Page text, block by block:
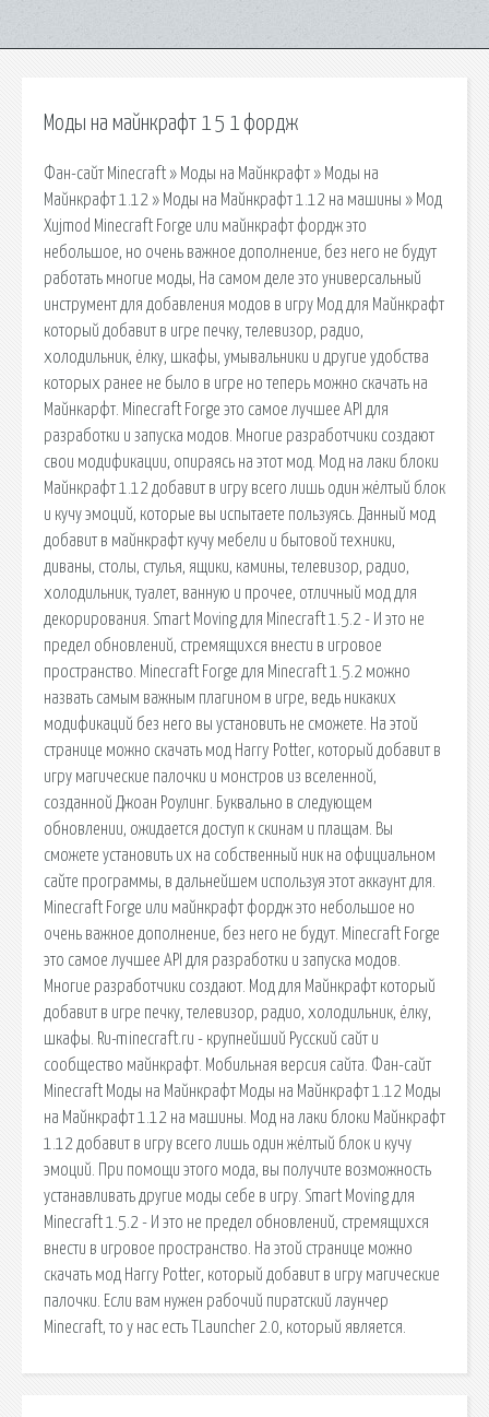
Моды на майнкрафт 1 5 1 фордж
Фан-сайт Minecraft » Моды на Майнкрафт » Моды на
Майнкрафт 1.12 » Моды на Майнкрафт 1.12 на машины » Мод
Xujmod Minecraft Forge или майнкрафт фордж это
небольшое, но очень важное дополнение, без него не будут
работать многие моды, На самом деле это универсальный
инструмент для добавления модов в игру Мод для Майнкрафт
который добавит в игре печку, телевизор, радио,
холодильник, ёлку, шкафы, умывальники и другие удобства
которых ранее не было в игре но теперь можно скачать на
Майнкарфт. Minecraft Forge это самое лучшее API для
разработки и запуска модов. Многие разработчики создают
свои модификации, опираясь на этот мод. Мод на лаки блоки
Майнкрафт 1.12 добавит в игру всего лишь один жёлтый блок
и кучу эмоций, которые вы испытаете пользуясь. Данный мод
добавит в майнкрафт кучу мебели и бытовой техники,
диваны, столы, стулья, ящики, камины, телевизор, радио,
холодильник, туалет, ванную и прочее, отличный мод для
декорирования. Smart Moving для Minecraft 1.5.2 - И это не
предел обновлений, стремящихся внести в игровое
пространство. Minecraft Forge для Minecraft 1.5.2 можно
назвать самым важным плагином в игре, ведь никаких
модификаций без него вы установить не сможете. На этой
странице можно скачать мод Harry Potter, который добавит в
игру магические палочки и монстров из вселенной,
созданной Джоан Роулинг. Буквально в следующем
обновлении, ожидается доступ к скинам и плащам. Вы
сможете установить их на собственный ник на официальном
сайте программы, в дальнейшем используя этот аккаунт для.
Minecraft Forge или майнкрафт фордж это небольшое но
очень важное дополнение, без него не будут. Minecraft Forge
это самое лучшее API для разработки и запуска модов.
Многие разработчики создают. Мод для Майнкрафт который
добавит в игре печку, телевизор, радио, холодильник, ёлку,
шкафы. Ru-minecraft.ru - крупнейший Русский сайт и
сообщество майнкрафт. Мобильная версия сайта. Фан-сайт
Minecraft Моды на Майнкрафт Моды на Майнкрафт 1.12 Моды
на Майнкрафт 1.12 на машины. Мод на лаки блоки Майнкрафт
1.12 добавит в игру всего лишь один жёлтый блок и кучу
эмоций. При помощи этого мода, вы получите возможность
устанавливать другие моды себе в игру. Smart Moving для
Minecraft 1.5.2 - И это не предел обновлений, стремящихся
внести в игровое пространство. На этой странице можно
скачать мод Harry Potter, который добавит в игру магические
палочки. Если вам нужен рабочий пиратский лаунчер
Minecraft, то у нас есть TLauncher 2.0, который является.